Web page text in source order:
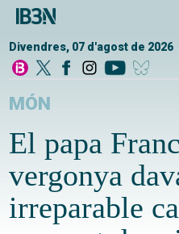
Divendres, 07 d'agost de 2026
MÓN
El papa
vergonya
irreparable